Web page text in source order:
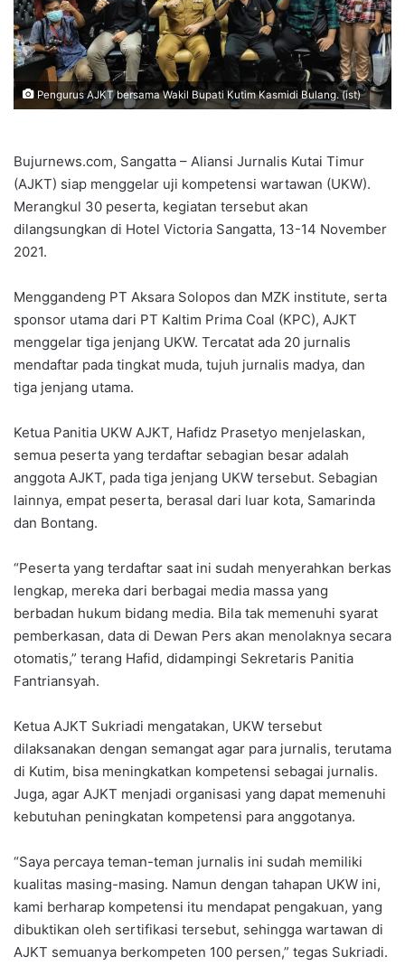
Pengurus AJKT bersama Wakil Bupati Kutim Kasmidi Bulang. (ist)
Bujurnews.com, Sangatta – Aliansi Jurnalis Kutai Timur
(AJKT) siap menggelar uji kompetensi wartawan (UKW).
Merangkul 30 peserta, kegiatan tersebut akan
dilangsungkan di Hotel Victoria Sangatta, 13-14 November
2021.
Menggandeng PT Aksara Solopos dan MZK institute, serta
sponsor utama dari PT Kaltim Prima Coal (KPC), AJKT
menggelar tiga jenjang UKW. Tercatat ada 20 jurnalis
mendaftar pada tingkat muda, tujuh jurnalis madya, dan
tiga jenjang utama.
Ketua Panitia UKW AJKT, Hafidz Prasetyo menjelaskan,
semua peserta yang terdaftar sebagian besar adalah
anggota AJKT, pada tiga jenjang UKW tersebut. Sebagian
lainnya, empat peserta, berasal dari luar kota, Samarinda
dan Bontang.
“Peserta yang terdaftar saat ini sudah menyerahkan berkas
lengkap, mereka dari berbagai media massa yang
berbadan hukum bidang media. Bila tak memenuhi syarat
pemberkasan, data di Dewan Pers akan menolaknya secara
otomatis,” terang Hafid, didampingi Sekretaris Panitia
Fantriansyah.
Ketua AJKT Sukriadi mengatakan, UKW tersebut
dilaksanakan dengan semangat agar para jurnalis, terutama
di Kutim, bisa meningkatkan kompetensi sebagai jurnalis.
Juga, agar AJKT menjadi organisasi yang dapat memenuhi
kebutuhan peningkatan kompetensi para anggotanya.
“Saya percaya teman-teman jurnalis ini sudah memiliki
kualitas masing-masing. Namun dengan tahapan UKW ini,
kami berharap kompetensi itu mendapat pengakuan, yang
dibuktikan oleh sertifikasi tersebut, sehingga wartawan di
AJKT semuanya berkompeten 100 persen,” tegas Sukriadi.